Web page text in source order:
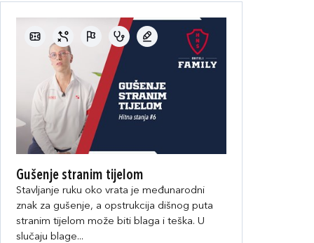
Gušenje stranim tijelom
Stavljanje ruku oko vrata je međunarodni
znak za gušenje, a opstrukcija dišnog puta
stranim tijelom može biti blaga i teška. U
slučaju blage...